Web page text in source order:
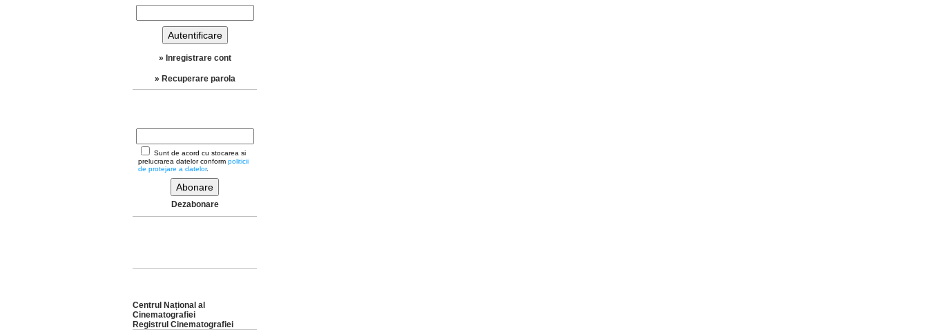
» Inregistrare cont
» Recuperare parola
Sunt de acord cu stocarea si
prelucrarea datelor conform politicii
de protejare a datelor.
Dezabonare
Centrul Național al
Cinematografiei
Registrul Cinematografiei